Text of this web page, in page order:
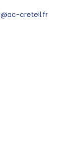
creteil.fr